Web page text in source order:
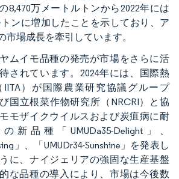
8,470万メートルトンから2022年には
ンに増加したことを示しており、ア
市場成長を牽引しています。
ムイモ品種の発売が市場をさらに活
されています。2024年には、国際熱
）が国際農業研究協議グループ
び国立根菜作物研究所（NRCRI）と協
モザイクウイルスおよび炭疽病に耐
新品種「UMUDa35-Delight」、
」、「UMUDr34-Sunshine」を発表し
に、ナイジェリアの強固な生産基盤
な品種の導入により、市場は今後数